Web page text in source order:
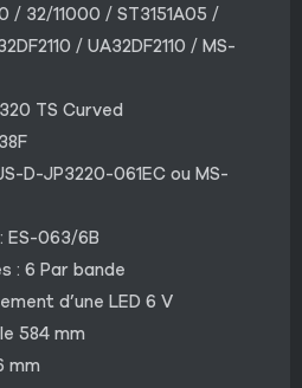
/ 32/11000 / ST3151A05 /
/ UA32DF2110 / MS-
TS Curved
D-JP3220-061EC ou MS-
ES-063/6B
: 6 Par bande
d’une LED 6 V
584 mm
mm